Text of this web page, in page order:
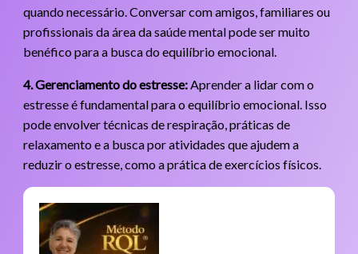
quando necessário. Conversar com amigos, familiares ou
profissionais da área da saúde mental pode ser muito
benéfico para a busca do equilíbrio emocional.
4. Gerenciamento do estresse:Aprender a lidar com o
estresse é fundamental para o equilíbrio emocional. Isso
pode envolver técnicas de respiração, práticas de
relaxamento e a busca por atividades que ajudem a
reduzir o estresse, como a prática de exercícios físicos.